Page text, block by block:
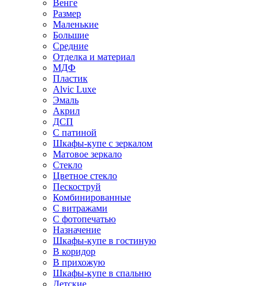
Венге
Размер
Маленькие
Большие
Средние
Отделка и материал
МДФ
Пластик
Alvic Luxe
Эмаль
Акрил
ДСП
С патиной
Шкафы-купе с зеркалом
Матовое зеркало
Стекло
Цветное стекло
Пескоструй
Комбинированные
С витражами
С фотопечатью
Назначение
Шкафы-купе в гостиную
В коридор
В прихожую
Шкафы-купе в спальню
Детские